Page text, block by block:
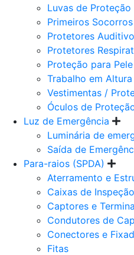
Luvas de Proteção
Primeiros Socorros
Protetores
Protetores
Proteção para Pele
Trabalho em Altura
Vestimentas /
Óculos de
Luz de Emergência
Luminária de
Saída de
Para-raios (SPDA)
Aterramento e
Caixas de Inspeção
Captores e
Condutores de
Conectores e
Fitas